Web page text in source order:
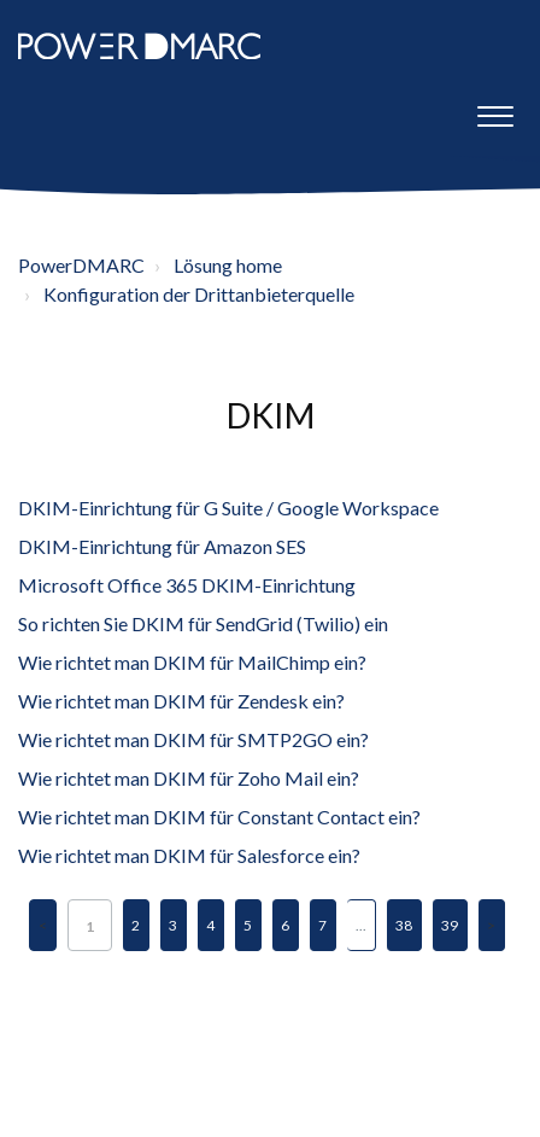
PowerDMARC
Lösung home
Konfiguration der Drittanbieterquelle
DKIM
DKIM-Einrichtung für G Suite / Google Workspace
DKIM-Einrichtung für Amazon SES
Microsoft Office 365 DKIM-Einrichtung
So richten Sie DKIM für SendGrid (Twilio) ein
Wie richtet man DKIM für MailChimp ein?
Wie richtet man DKIM für Zendesk ein?
Wie richtet man DKIM für SMTP2GO ein?
Wie richtet man DKIM für Zoho Mail ein?
Wie richtet man DKIM für Constant Contact ein?
Wie richtet man DKIM für Salesforce ein?
1 2 3 4 5 6 7 ... 38 39